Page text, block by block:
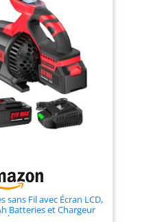
sans Fil avec Écran LCD,
Batteries et Chargeur